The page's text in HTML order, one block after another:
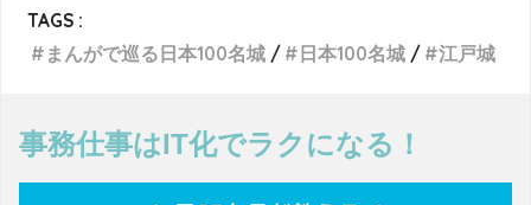
TAGS :
まんがで巡る日本100名城
日本100名城 江戸城
事務仕事はIT化でラクになる！